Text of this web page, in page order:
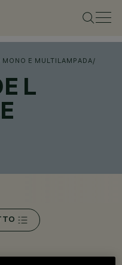
E MULTILAMPADA/
L